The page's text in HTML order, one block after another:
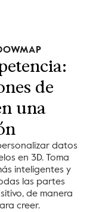
de
una
datos
en 3D. Toma
inteligentes y
las partes
de manera
creer.